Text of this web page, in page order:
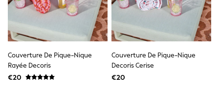
New In
Trainers
Hoodies & Sweatshirts
T-Shirts & Vests
Leggings
adidas
All Girls Brands
Lipsy Girl
Couverture De Pique-Nique
Rayée Decoris
€20
Couverture De Pique-Nique
Decoris Cerise
€20